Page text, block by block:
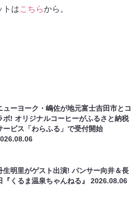
トはこちらから。
ューヨーク・嶋佐が地元富士吉田市とコ
ボ! オリジナルコーヒーがふるさと納税
ービス「わらふる」で受付開始
生明里がゲスト出演! パンサー向井＆長
『くるま温泉ちゃんねる』2026.08.06